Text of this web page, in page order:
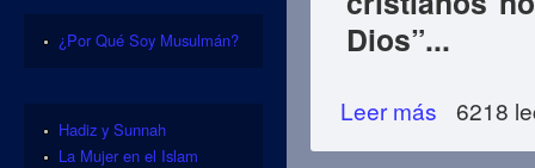
Dios”...
Leer más sobre ¿Es
6218
¿Por Qué Soy Musulmán?
Hadiz y Sunnah
La Mujer en el Islam